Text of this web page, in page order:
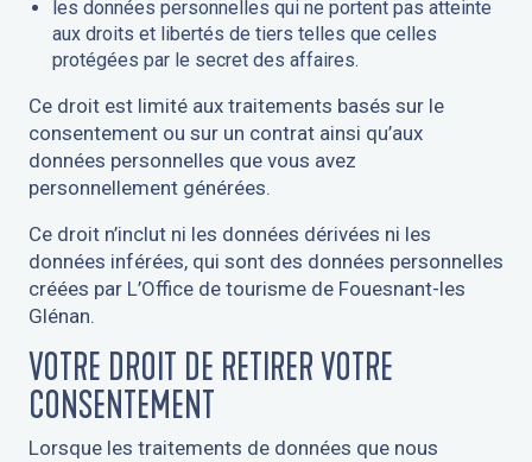
les données personnelles qui ne portent pas atteinte
aux droits et libertés de tiers telles que celles
protégées par le secret des affaires.
Ce droit est limité aux traitements basés sur le
consentement ou sur un contrat ainsi qu’aux
données personnelles que vous avez
personnellement générées.
Ce droit n’inclut ni les données dérivées ni les
données inférées, qui sont des données personnelles
créées par L’Office de tourisme de Fouesnant-les
Glénan.
VOTRE DROIT DE RETIRER VOTRE
CONSENTEMENT
Lorsque les traitements de données que nous